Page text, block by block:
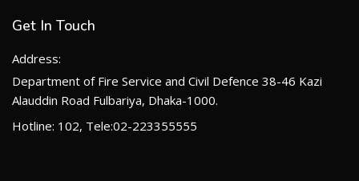
Get In Touch
Address:
Department of Fire Service and Civil Defence 38-46 Kazi
Alauddin Road Fulbariya, Dhaka-1000.
Hotline: 102, Tele:02-223355555